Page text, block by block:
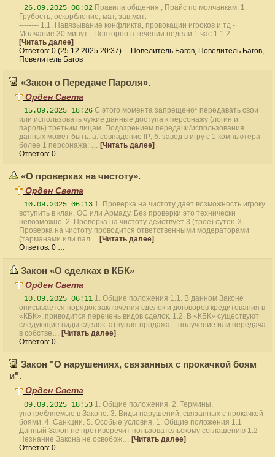
26.09.2025 08:02 Правила общения , Прайс по молчанкам. 1.
Грубость, оскорбление, мат, зав.мат: -----------------------------------------------
-------- 1.1. Навязывание конфликта, провокации игроков и тд -
Молчание 30 минут - Повторно в течении недели 1 час 1.1.2.…
[Читать далее]
Ответов: 0 (25.12.2025 20:37) …Повелитель Багов, Повелитель Багов,
Повелитель Багов
«Закон о Передаче Пароля».
Орден Света
15.09.2025 18:26 С этого момента запрещено* передавать свои
или использовать чужие данные доступа к персонажу (логин и
пароль) третьим лицам. Подозрением передачи/использования
данных может быть: а. совпадение IP; б. завод в игру с 1 компьютера
более 1 персонажа; … [Читать далее]
Ответов: 0 …
«О проверках на чистоту».
Орден Света
10.09.2025 06:13 1. Проверка на чистоту дает возможность игроку
вступить в клан, ОС или Армаду. Без проверки это технически
невозможно. 2. Проверка на чистоту действует 3 (трое) суток. 3.
Проверка на чистоту проводится ответственными модераторами
(тарманами или пал… [Читать далее]
Ответов: 0 …
Закон «О сделках в КБК»
Орден Света
10.09.2025 06:11 1. Общие положения 1.1. В данном Законе
описывается порядок заключения сделок и договоров кредитования в
«КБК», приводится перечень видов сделок. 1.2. В «КБК» существуют
следующие виды сделок: а) купля-продажа – получение или передача
в собстве… [Читать далее]
Ответов: 0 …
Закон "О нарушениях, связанных с прокачкой боям
и".
Орден Света
09.09.2025 18:53 1. Общие положения. 2. Термины,
употребляемые в Законе. 3. Виды нарушений, связанных с прокачкой
боями. 4. Санкции. 5. Особые условия. 1. Общие положения 1.1
Данный Закон не противоречит пользовательскому соглашению 1.2
Незнание Закона не освобож… [Читать далее]
Ответов: 0 …